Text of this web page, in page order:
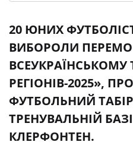
20 ЮНИХ
ВИБОРОЛИ
ВСЕУКРАЇНСЬКОМУ
РЕГІОНІВ-2025»,
ФУТБОЛЬНИЙ
ТРЕНУВАЛЬНІЙ
КЛЕРФОНТЕН.